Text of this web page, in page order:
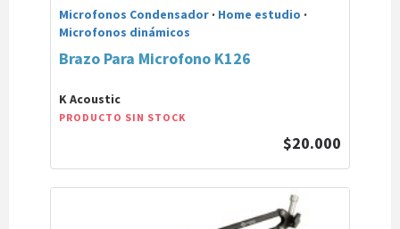
Microfonos Condensador · Home estudio ·
Microfonos dinámicos
Brazo Para Microfono K126
K Acoustic
PRODUCTO SIN STOCK
$20.000